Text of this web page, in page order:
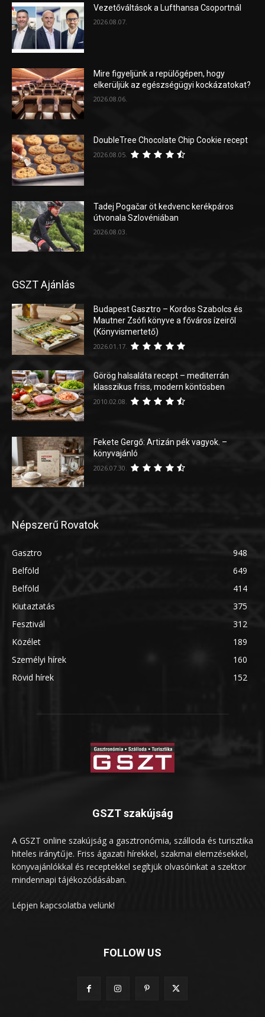
Vezetőváltások a Lufthansa Csoportnál
2026.08.07.
Mire figyeljünk a repülőgépen, hogy
elkerüljük az egészségügyi kockázatokat?
2026.08.06.
DoubleTree Chocolate Chip Cookie recept
2026.08.05.
Tadej Pogačar öt kedvenc kerékpáros
útvonala Szlovéniában
2026.08.03.
GSZT Ajánlás
Budapest Gasztro – Kordos Szabolcs és
Mautner Zsófi könyve a főváros ízeiről
(Könyvismertető)
2026.01.17.
Görög halsaláta recept – mediterrán
klasszikus friss, modern köntösben
2010.02.08.
Fekete Gergő: Artizán pék vagyok. –
könyvajánló
2026.07.30.
Népszerű Rovatok
Gasztro
948
Belföld
649
Belföld
414
Kiutaztatás
375
Fesztivál
312
Közélet
189
Személyi hírek
160
Rövid hírek
152
GSZT szakújság
A GSZT online szakújság a gasztronómia, szálloda és turisztika
hiteles iránytűje. Friss ágazati hírekkel, szakmai elemzésekkel,
könyvajánlókkal és receptekkel segítjük olvasóinkat a szektor
mindennapi tájékozódásában.
Lépjen kapcsolatba velünk!
FOLLOW US